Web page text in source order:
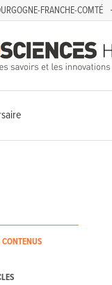
FRANCHE-COMTÉ